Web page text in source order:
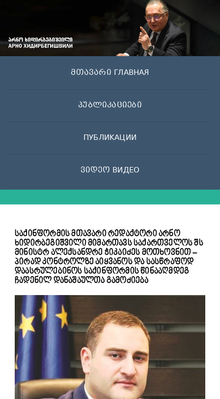
მთავარი ГЛАВНАЯ
პუბლიკაციები
ПУБЛИКАЦИИ
ვიდეო ВИДЕО
საქინფორმის მთავარი რედაქტორი არნო
ხიდირბეგიშვილი მიმართავს საქართველოს შს
მინისტრ ალექსანდრე ჭიკაიძეს მოთხოვნით –
პირად კონტროლზე აიყვანოს და სასწრაფოდ
დაასრულებინოს საქინფორმის წინააღმდეგ
ჩადენილ დანაშაულთა გამოძიება